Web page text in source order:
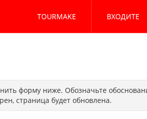
TOURMAKE ВХОДИТЕ
форму ниже. Обозначьте
страница будет обновлена.